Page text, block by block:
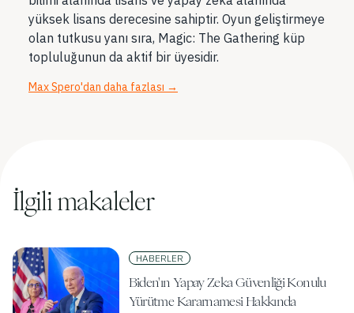
yüksek lisans derecesine sahiptir. Oyun geliştirmeye
olan tutkusu yanı sıra, Magic: The Gathering küp
topluluğunun da aktif bir üyesidir.
Max Spero'dan daha fazlası →
İlgili makaleler
HABERLER
Biden'ın Yapay Zeka Güvenliği Konulu
Yürütme Kararnamesi Hakkında